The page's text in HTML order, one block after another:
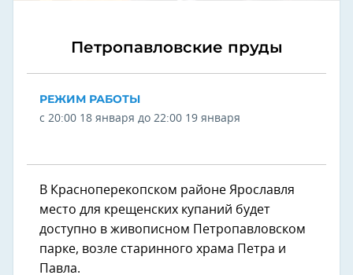
Петропавловские пруды
РЕЖИМ РАБОТЫ
с 20:00 18 января до 22:00 19 января
В Красноперекопском районе Ярославля
место для крещенских купаний будет
доступно в живописном Петропавловском
парке, возле старинного храма Петра и
Павла.